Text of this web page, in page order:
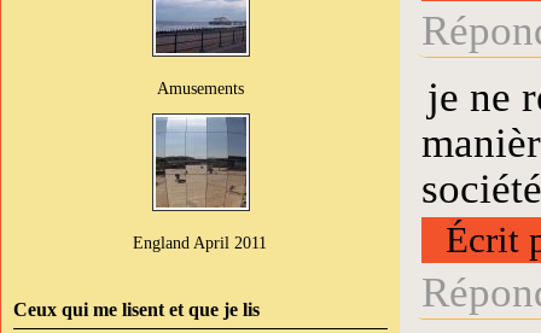
Amusements
England April 2011
Ceux qui me lisent et que je lis
je ne
Écrit